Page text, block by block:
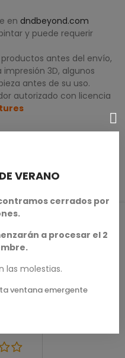
en dndbeyond.com
y puede requerir
antes del envío,
3D, algunos
antes de su uso.
autorizado con licencia
/ Q&A
VERANO
cerrados por
a procesar el 2
las molestias.
ventana emergente